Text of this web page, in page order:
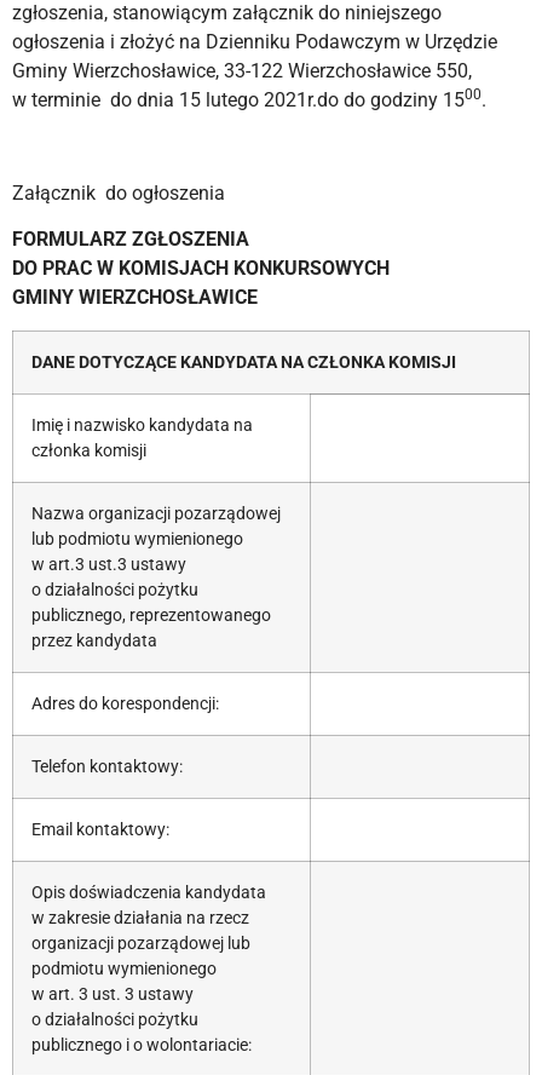
zgłoszenia, stanowiącym załącznik do niniejszego
ogłoszenia i złożyć na Dzienniku Podawczym w Urzędzie
Gminy Wierzchosławice, 33-122 Wierzchosławice 550,
w terminie do dnia 15 lutego 2021r.do do godziny 1500.
Załącznik do ogłoszenia
FORMULARZ ZGŁOSZENIA
DO PRAC W KOMISJACH KONKURSOWYCH
GMINY WIERZCHOSŁAWICE
DANE DOTYCZĄCE KANDYDATA NA CZŁONKA KOMISJI
Imię i nazwisko kandydata na
członka komisji
Nazwa organizacji pozarządowej
lub podmiotu wymienionego
w art.3 ust.3 ustawy
o działalności pożytku
publicznego, reprezentowanego
przez kandydata
Adres do korespondencji:
Telefon kontaktowy:
Email kontaktowy:
Opis doświadczenia kandydata
w zakresie działania na rzecz
organizacji pozarządowej lub
podmiotu wymienionego
w art. 3 ust. 3 ustawy
o działalności pożytku
publicznego i o wolontariacie: